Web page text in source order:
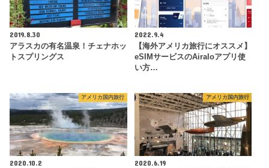
2019.8.30
アラスカの有名温泉！チェナホッ
トスプリングス
2022.9.4
【海外アメリカ旅行にオススメ】
eSIMサービスのAiraloアプリ使
い方…
アメリカ国内旅行
2020.10.2
アメリカ国内旅行
2020.6.19